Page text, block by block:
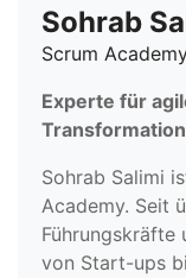
Sohrab
Scrum
Experte für
Transformation
Sohrab Salimi
Academy. Seit
Führungskräfte
von Start-ups